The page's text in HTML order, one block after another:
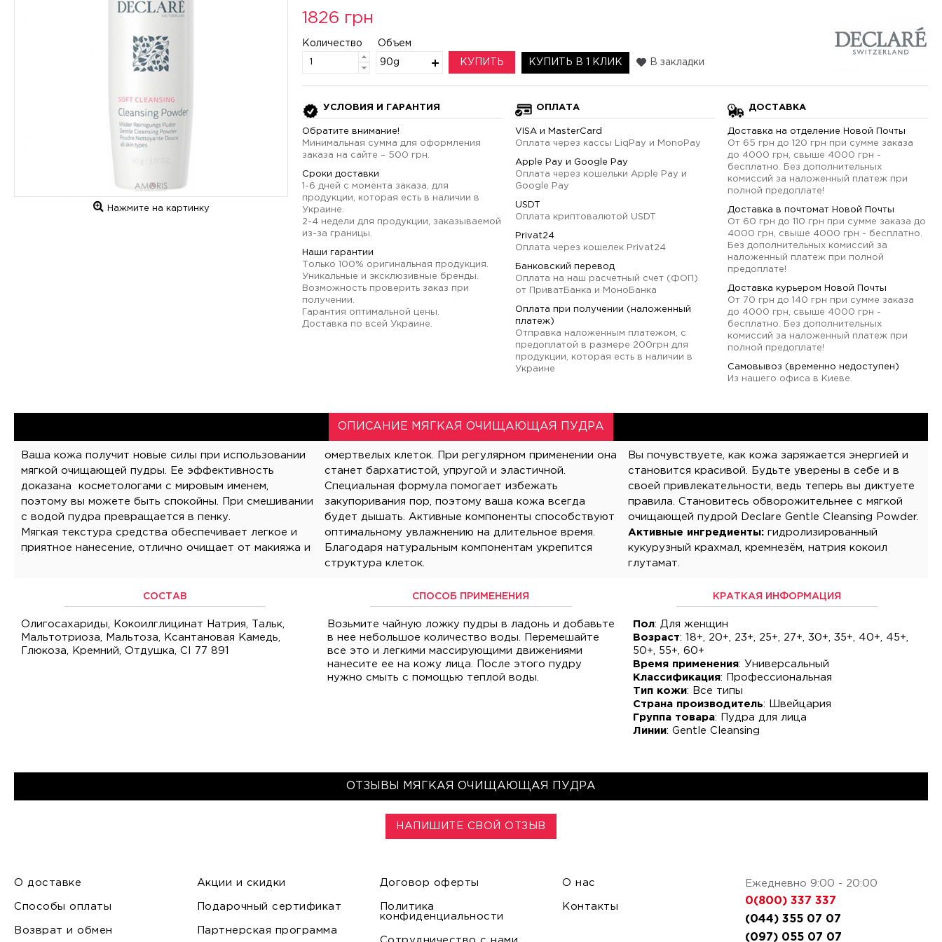
Нажмите на картинку
1826 грн
Количество Объем
90g КУПИТЬ КУПИТЬ В 1 КЛИК В закладки
УСЛОВИЯ И ГАРАНТИЯ
Обратите внимание!
Минимальная сумма для оформления
заказа на сайте – 500 грн.
Сроки доставки
1-6 дней с момента заказа, для
продукции, которая есть в наличии в
Украине.
2-4 недели для продукции, заказываемой
из-за границы.
Наши гарантии
Только 100% оригинальная продукция.
Уникальные и эксклюзивные бренды.
Возможность проверить заказ при
получении.
Гарантия оптимальной цены.
Доставка по всей Украине.
ОПЛАТА
VISA и MasterCard
Оплата через кассы LiqPay и MonoPay
Apple Pay и Google Pay
Оплата через кошельки Apple Pay и
Google Pay
USDT
Оплата криптовалютой USDT
Privat24
Оплата через кошелек Privat24
Банковский перевод
Оплата на наш расчетный счет (ФОП)
от ПриватБанка и МоноБанка
Оплата при получении (наложенный
платеж)
Отправка наложенным платежом, с
предоплатой в размере 200грн для
продукции, которая есть в наличии в
Украине
ДОСТАВКА
Доставка на отделение Новой Почты
От 65 грн до 120 грн при сумме заказа
до 4000 грн, свыше 4000 грн -
бесплатно. Без дополнительных
комиссий за наложенный платеж при
полной предоплате!
Доставка в почтомат Новой Почты
От 60 грн до 110 грн при сумме заказа до
4000 грн, свыше 4000 грн - бесплатно.
Без дополнительных комиссий за
наложенный платеж при полной
предоплате!
Доставка курьером Новой Почты
От 70 грн до 140 грн при сумме заказа
до 4000 грн, свыше 4000 грн -
бесплатно. Без дополнительных
комиссий за наложенный платеж при
полной предоплате!
Самовывоз (временно недоступен)
Из нашего офиса в Киеве.
ОПИСАНИЕ МЯГКАЯ ОЧИЩАЮЩАЯ ПУДРА
Ваша кожа получит новые силы при использовании
мягкой очищающей пудры. Ее эффективность
доказана косметологами с мировым именем,
поэтому вы можете быть спокойны. При смешивании
с водой пудра превращается в пенку.
Мягкая текстура средства обеспечивает легкое и
приятное нанесение, отлично очищает от макияжа и
омертвелых клеток. При регулярном применении она
станет бархатистой, упругой и эластичной.
Специальная формула помогает избежать
закупоривания пор, поэтому ваша кожа всегда
будет дышать. Активные компоненты способствуют
оптимальному увлажнению на длительное время.
Благодаря натуральным компонентам укрепится
структура клеток.
Вы почувствуете, как кожа заряжается энергией и
становится красивой. Будьте уверены в себе и в
своей привлекательности, ведь теперь вы диктуете
правила. Становитесь обворожительнее с мягкой
очищающей пудрой Declare Gentle Cleansing Powder.
Активные ингредиенты: гидролизированный
кукурузный крахмал, кремнезём, натрия кокоил
глутамат.
СОСТАВ
Олигосахариды, Кокоилглицинат Натрия, Тальк,
Мальтотриоза, Мальтоза, Ксантановая Камедь,
Глюкоза, Кремний, Отдушка, CI 77 891
СПОСОБ ПРИМЕНЕНИЯ
Возьмите чайную ложку пудры в ладонь и добавьте
в нее небольшое количество воды. Перемешайте
все это и легкими массирующими движениями
нанесите ее на кожу лица. После этого пудру
нужно смыть с помощью теплой воды.
КРАТКАЯ ИНФОРМАЦИЯ
Пол: Для женщин
Возраст: 18+, 20+, 23+, 25+, 27+, 30+, 35+, 40+, 45+,
50+, 55+, 60+
Время применения: Универсальный
Классификация: Профессиональная
Тип кожи: Все типы
Страна производитель: Швейцария
Группа товара: Пудра для лица
Линии: Gentle Cleansing
ОТЗЫВЫ МЯГКАЯ ОЧИЩАЮЩАЯ ПУДРА
НАПИШИТЕ СВОЙ ОТЗЫВ
О доставке
Способы оплаты
Возврат и обмен
Акции и скидки
Подарочный сертификат
Партнерская программа
Договор оферты
Политика
конфиденциальности
О нас
Контакты
Ежедневно 9:00 - 20:00
0(800) 337 337
(044) 355 07 07
(097) 055 07 07